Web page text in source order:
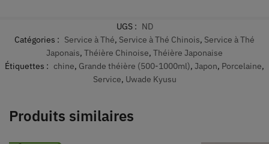
UGS : ND
Catégories : Service à Thé, Service à Thé Chinois, Service à Thé
Japonais, Théière Chinoise, Théière Japonaise
Étiquettes : chine, Grande théière (500-1000ml), Japon, Porcelaine,
Service, Uwade Kyusu
Produits similaires